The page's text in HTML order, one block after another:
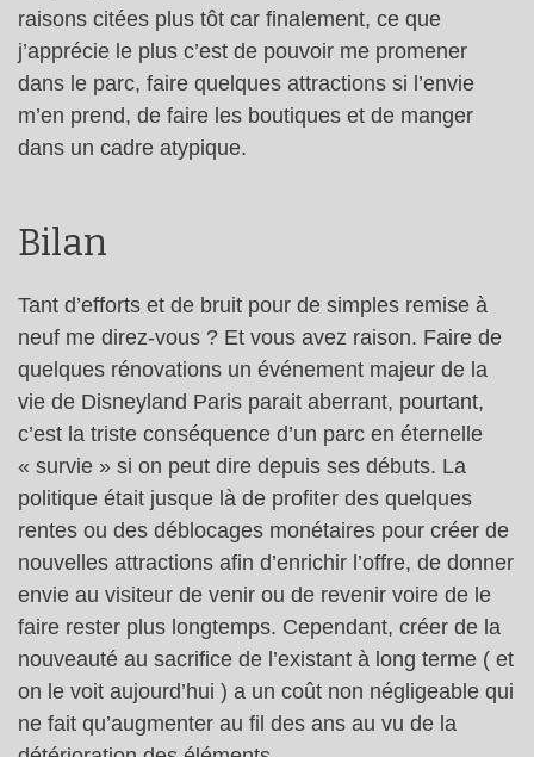
raisons citées plus tôt car finalement, ce que
j’apprécie le plus c’est de pouvoir me promener
dans le parc, faire quelques attractions si l’envie
m’en prend, de faire les boutiques et de manger
dans un cadre atypique.
Bilan
Tant d’efforts et de bruit pour de simples remise à
neuf me direz-vous ? Et vous avez raison. Faire de
quelques rénovations un événement majeur de la
vie de Disneyland Paris parait aberrant, pourtant,
c’est la triste conséquence d’un parc en éternelle
« survie » si on peut dire depuis ses débuts. La
politique était jusque là de profiter des quelques
rentes ou des déblocages monétaires pour créer de
nouvelles attractions afin d’enrichir l’offre, de donner
envie au visiteur de venir ou de revenir voire de le
faire rester plus longtemps. Cependant, créer de la
nouveauté au sacrifice de l’existant à long terme ( et
on le voit aujourd’hui ) a un coût non négligeable qui
ne fait qu’augmenter au fil des ans au vu de la